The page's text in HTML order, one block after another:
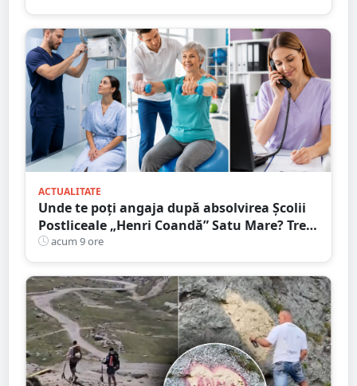
ACTUALITATE
Unde te poți angaja după absolvirea Școlii
Postliceale „Henri Coandă” Satu Mare? Trei
calificări medicale, numeroase oportunități
de carieră
acum 9 ore